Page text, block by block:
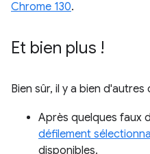
Chrome 130.
Et bien plus !
Bien sûr, il y a bien d'autres
Après quelques faux
défilement
disponibles.